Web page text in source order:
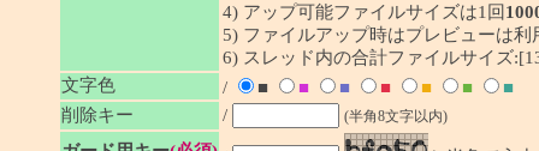
4) アップ可能ファイルサイズは1回
5) ファイルアップ時はプレビューは利
6) スレッド内の合計ファイルサイズ
文字色
/ ■ ■ ■ ■ ■ ■
■
削除キー
/ (半角8文字以内)